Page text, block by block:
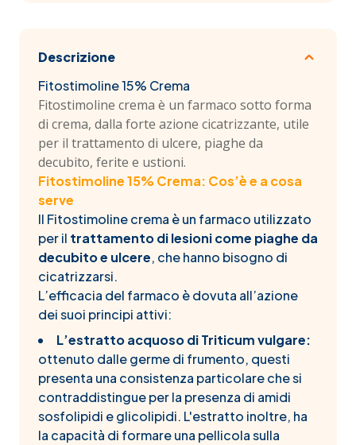
Descrizione
Fitostimoline 15% Crema
Fitostimoline crema è un farmaco sotto forma
di crema, dalla forte azione cicatrizzante, utile
per il trattamento di ulcere, piaghe da
decubito, ferite e ustioni.
Fitostimoline 15% Crema: Cos’è e a cosa
serve
Il Fitostimoline crema è un farmaco utilizzato
per il trattamento di lesioni come piaghe da
decubito e ulcere, che hanno bisogno di
cicatrizzarsi.
L’efficacia del farmaco è dovuta all’azione
dei suoi principi attivi:
L’estratto acquoso di Triticum vulgare:
ottenuto dalle germe di frumento, questi
presenta una consistenza particolare che si
contraddistingue per la presenza di amidi
sosfolipidi e glicolipidi. L'estratto inoltre, ha
la capacità di formare una pellicola sulla